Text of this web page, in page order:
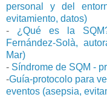
personal y del
evitamiento, datos)
- ¿Qué es la
Fernández-Solà,
Mar)
- Síndrome de SQM -
-Guía-protocolo para
eventos (asepsia,